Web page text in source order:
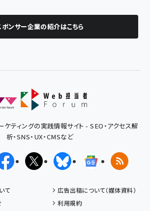
ポンサー企業の紹介はこちら
ケティングの実践情報サイト - SEO・アクセス解
析・SNS・UX・CMSなど
ガFacebookX(エックス)BlueskyGoogleニュ
RSS
て
広告出稿について（媒体資料）
利用規約